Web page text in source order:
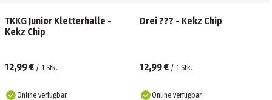
TKKG Junior Kletterhalle -
Kekz Chip
12,99 € / 1 Stk.
Online verfügbar
Drei ??? - Kekz Chip
12,99 € / 1 Stk.
Online verfügbar